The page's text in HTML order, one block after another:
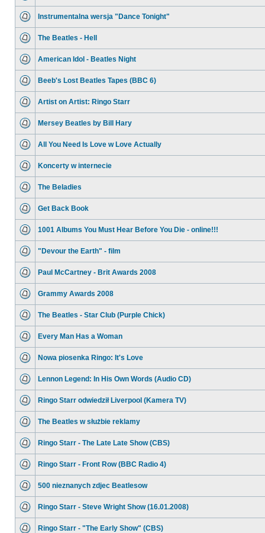
Instrumentalna wersja "Dance Tonight"
The Beatles - Hell
American Idol - Beatles Night
Beeb's Lost Beatles Tapes (BBC 6)
Artist on Artist: Ringo Starr
Mersey Beatles by Bill Hary
All You Need Is Love w Love Actually
Koncerty w internecie
The Beladies
Get Back Book
1001 Albums You Must Hear Before You Die - online!!!
"Devour the Earth" - film
Paul McCartney - Brit Awards 2008
Grammy Awards 2008
The Beatles - Star Club (Purple Chick)
Every Man Has a Woman
Nowa piosenka Ringo: It's Love
Lennon Legend: In His Own Words (Audio CD)
Ringo Starr odwiedził Liverpool (Kamera TV)
The Beatles w służbie reklamy
Ringo Starr - The Late Late Show (CBS)
Ringo Starr - Front Row (BBC Radio 4)
500 nieznanych zdjec Beatlesow
Ringo Starr - Steve Wright Show (16.01.2008)
Ringo Starr - "The Early Show" (CBS)